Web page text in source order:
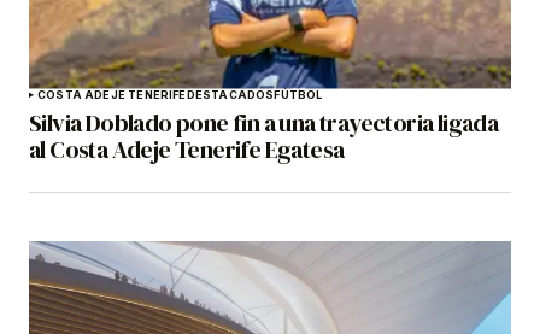
COSTA ADEJE TENERIFEDESTACADOSFÚTBOL
Silvia Doblado pone fin a una trayectoria ligada
al Costa Adeje Tenerife Egatesa